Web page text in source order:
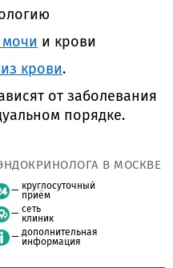
мочи и крови
крови.
от заболевания
порядке.
В МОСКВЕ
круглосуточный
приём
сеть
клиник
дополнительная
информация